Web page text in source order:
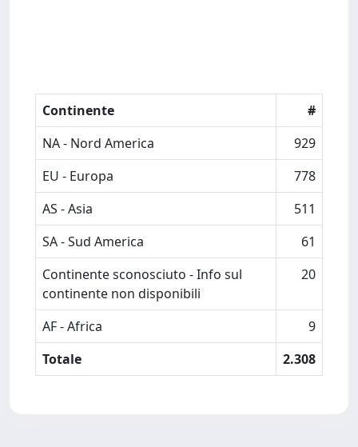
Continente
#
NA - Nord America
929
EU - Europa
778
AS - Asia
511
SA - Sud America
61
Continente sconosciuto - Info sul
continente non disponibili
20
AF - Africa
9
Totale
2.308